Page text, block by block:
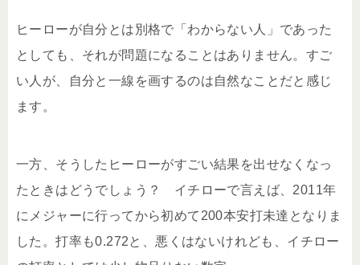
ヒーローが自分とは別格で「わからない人」であった
としても、それが問題になることはありません。すご
い人が、自分と一線を画するのは自然なことだと感じ
ます。
一方、そうしたヒーローがすごい結果を出せなくなっ
たときはどうでしょう？ イチローで言えば、2011年
にメジャーに行ってから初めて200本安打未達となりま
した。打率も0.272と、悪くはないけれども、イチロー